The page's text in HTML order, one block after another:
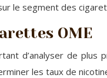
le segment des
OME
d’analyser de plus
les taux de